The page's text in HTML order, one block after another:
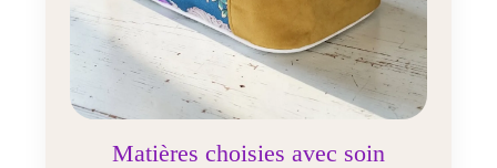
Matières choisies avec soin